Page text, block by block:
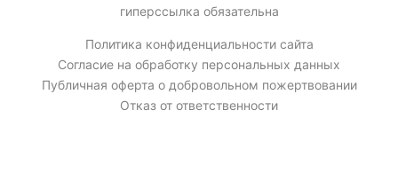
гиперссылка обязательна
Политика конфиденциальности сайта
Согласие на обработку персональных данных
Публичная оферта о добровольном пожертвовании
Отказ от ответственности